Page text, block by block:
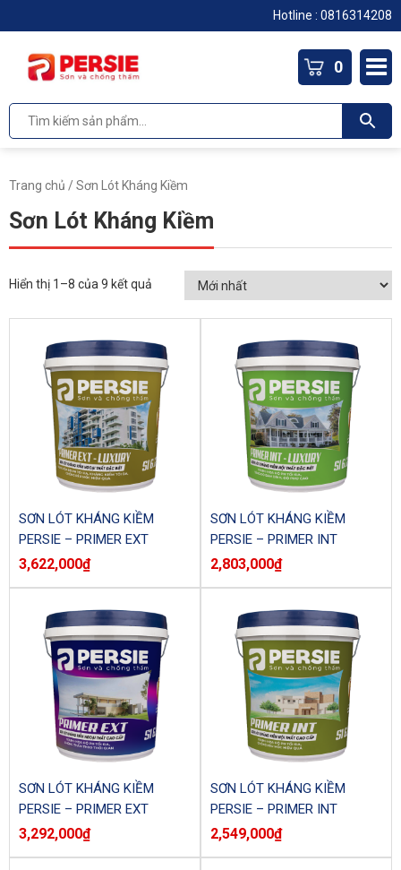
Hotline : 0816314208
0
Trang chủ / Sơn Lót Kháng Kiềm
Sơn Lót Kháng Kiềm
Hiển thị 1–8 của 9 kết quả
SƠN LÓT KHÁNG KIỀM
PERSIE – PRIMER EXT
SI6.12NG (Thùng)
3,622,000₫
SƠN LÓT KHÁNG KIỀM
PERSIE – PRIMER INT
SI6.12NO (Thùng)
2,803,000₫
SƠN LÓT KHÁNG KIỀM
PERSIE – PRIMER EXT
SI6.6NG (Thùng)
3,292,000₫
SƠN LÓT KHÁNG KIỀM
PERSIE – PRIMER INT
SI6.6NO (Thùng)
2,549,000₫